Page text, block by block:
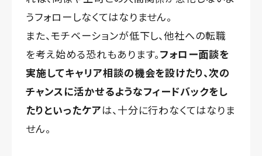
うフォローしなくてはなりません。
また、モチベーションが低下し、他社への転職
を考え始める恐れもあります。フォロー面談を
実施してキャリア相談の機会を設けたり、次の
チャンスに活かせるようなフィードバックをし
たりといったケアは、十分に行わなくてはなりま
せん。